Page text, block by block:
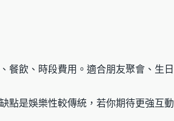
餐飲、時段費用。適合朋友聚會、生
點是娛樂性較傳統，若你期待更強互